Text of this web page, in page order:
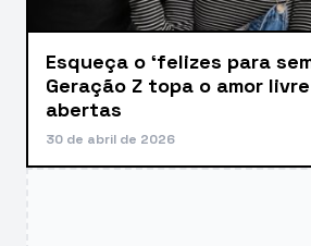
Esqueça o ‘felizes para
Geração Z topa o amor
abertas
30 de abril de 2026